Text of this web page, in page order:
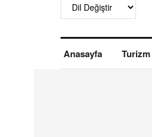
Anasayfa Turizm